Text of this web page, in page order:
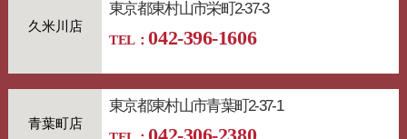
久米川店
東京都東村山市栄町2-37-3
TEL：042-396-1606
青葉町店
東京都東村山市青葉町2-37-1